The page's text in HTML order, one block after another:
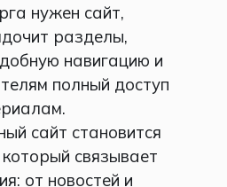
нужен сайт,
разделы,
навигацию и
полный доступ
сайт становится
связывает
от новостей и